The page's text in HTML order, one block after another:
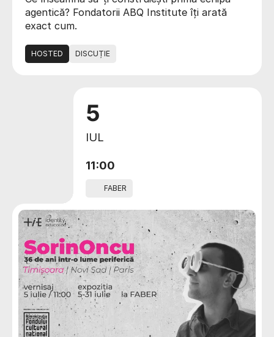
agentică? Fondatorii ABQ Institute îți arată
exact cum.
HOSTED DISCUȚIE
5
IUL
11:00
FABER